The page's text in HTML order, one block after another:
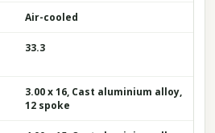
Air-cooled
33.3
3.00 x 16, Cast aluminium alloy,
12 spoke